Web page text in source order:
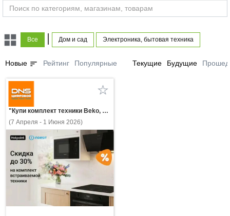
Все | Дом и сад Электроника, бытовая техника
Новые sort Рейтинг Популярные Текущие Будущие
"Купи комплект техники Beko, Hotpoint, Indesit - получи скидку до 30%!"
(7 Апреля - 1 Июня 2026)